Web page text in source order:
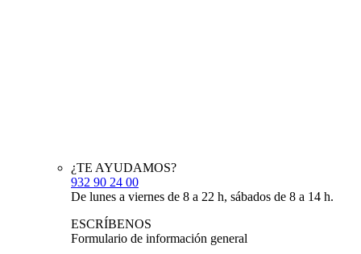
¿TE AYUDAMOS?
932 90 24 00
De lunes a viernes de 8 a 22 h, sábados de 8 a 14 h.
ESCRÍBENOS
Formulario de información general